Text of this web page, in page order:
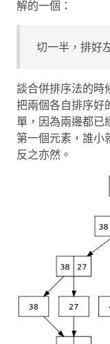
解的一個：
切一半，排好
談合併排序法的時
把兩個各自排序好
單，因為兩邊都已
第一個元素，誰小
反之亦然。